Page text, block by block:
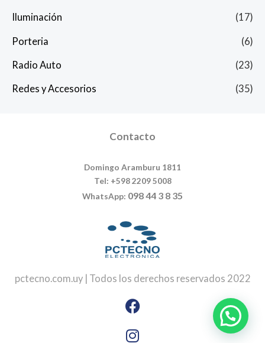
Iluminación (17)
Porteria (6)
Radio Auto (23)
Redes y Accesorios (35)
Contacto
Domingo Aramburu 1811
Tel: +598 2209 5008
WhatsApp: 098 44 3 8 35
pctecno.com.uy | Todos los derechos reservados 2022
Facebook
Instagram